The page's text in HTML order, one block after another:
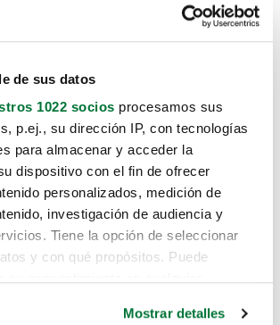
de sus datos
1022 socios procesamos sus
p.ej., su dirección IP, con tecnologías
para almacenar y acceder la
dispositivo con el fin de ofrecer
personalizados, medición de
investigación de audiencia y
Tiene la opción de seleccionar
y con qué propósitos. Puede
Mostrar detalles
no sabemos como
traido hasta aquí.
el coche que estás
de estos enlaces: